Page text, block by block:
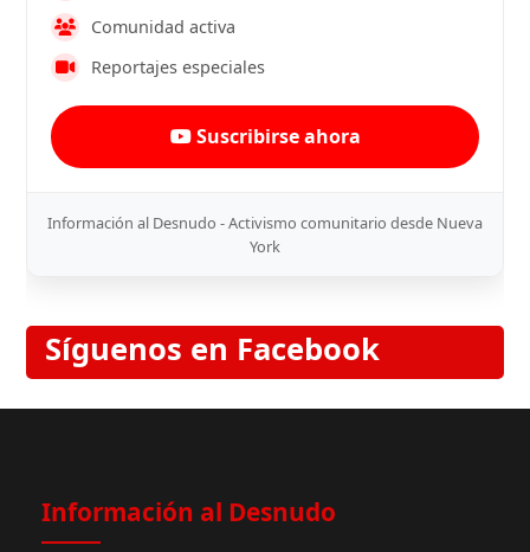
Comunidad activa
Reportajes especiales
Suscribirse ahora
Información al Desnudo - Activismo comunitario desde Nueva
York
Síguenos en Facebook
Información al Desnudo